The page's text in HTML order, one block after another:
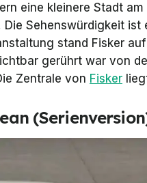
eine kleinere Stadt am
Sehenswürdigkeit ist
stand Fisker
gerührt war von
Zentrale von Fisker